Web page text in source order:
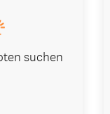
suchen